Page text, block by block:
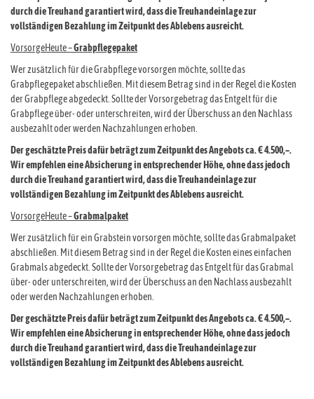
durch die Treuhand garantiert wird, dass die Treuhandeinlage zur
vollständigen Bezahlung im Zeitpunkt des Ablebens ausreicht.
VorsorgeHeute –Grabpflegepaket
Wer zusätzlich für die Grabpflege vorsorgen möchte, sollte das
Grabpflegepaket abschließen. Mit diesem Betrag sind in der Regel die Kosten
der Grabpflege abgedeckt. Sollte der Vorsorgebetrag das Entgelt für die
Grabpflege über- oder unterschreiten, wird der Überschuss an den Nachlass
ausbezahlt oder werden Nachzahlungen erhoben.
Der geschätzte Preis dafür beträgt zum Zeitpunkt des Angebots ca. € 4.500,–.
Wir empfehlen eine Absicherung in entsprechender Höhe, ohne dass jedoch
durch die Treuhand garantiert wird, dass die Treuhandeinlage zur
vollständigen Bezahlung im Zeitpunkt des Ablebens ausreicht.
VorsorgeHeute –Grabmalpaket
Wer zusätzlich für ein Grabstein vorsorgen möchte, sollte das Grabmalpaket
abschließen. Mit diesem Betrag sind in der Regel die Kosten eines einfachen
Grabmals abgedeckt. Sollte der Vorsorgebetrag das Entgelt für das Grabmal
über- oder unterschreiten, wird der Überschuss an den Nachlass ausbezahlt
oder werden Nachzahlungen erhoben.
Der geschätzte Preis dafür beträgt zum Zeitpunkt des Angebots ca. € 4.500,–.
Wir empfehlen eine Absicherung in entsprechender Höhe, ohne dass jedoch
durch die Treuhand garantiert wird, dass die Treuhandeinlage zur
vollständigen Bezahlung im Zeitpunkt des Ablebens ausreicht.